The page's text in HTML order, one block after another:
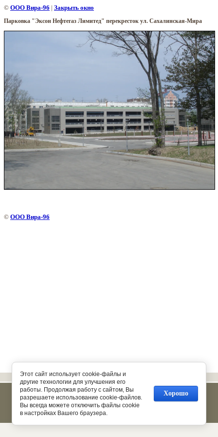
© ООО Вира-96 | Закрыть окно
Парковка "Эксон Нефтегаз Лимитед" перекресток ул. Сахалинская-Мира
© ООО Вира-96
Этот сайт использует cookie-файлы и
другие технологии для улучшения его
работы. Продолжая работу с сайтом, Вы
разрешаете использование cookie-файлов.
Вы всегда можете отключить файлы cookie
в настройках Вашего браузера.
Хорошо